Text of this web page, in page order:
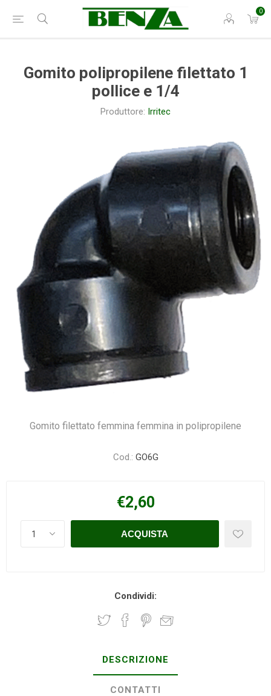
0
Gomito polipropilene filettato 1
pollice e 1/4
Produttore: Irritec
Gomito filettato femmina femmina in polipropilene
Cod.: GO6G
€2,60
Condividi:
DESCRIZIONE
CONTATTI